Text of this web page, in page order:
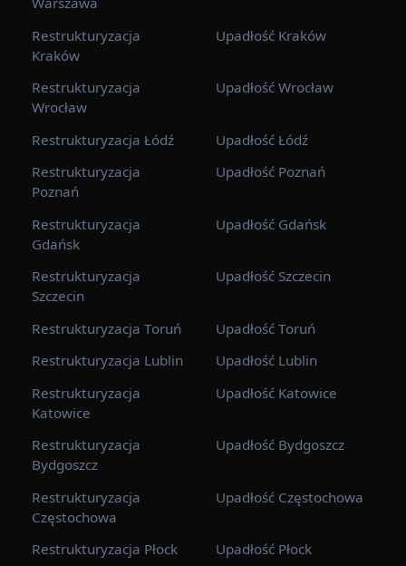
Restrukturyzacja
Kraków
Upadłość Kraków
Restrukturyzacja
Wrocław
Upadłość Wrocław
Restrukturyzacja Łódź
Upadłość Łódź
Restrukturyzacja
Poznań
Upadłość Poznań
Restrukturyzacja
Gdańsk
Upadłość Gdańsk
Restrukturyzacja
Szczecin
Upadłość Szczecin
Restrukturyzacja Toruń
Upadłość Toruń
Restrukturyzacja Lublin
Upadłość Lublin
Restrukturyzacja
Katowice
Upadłość Katowice
Restrukturyzacja
Bydgoszcz
Upadłość Bydgoszcz
Restrukturyzacja
Częstochowa
Upadłość Częstochowa
Restrukturyzacja Płock Upadłość Płock